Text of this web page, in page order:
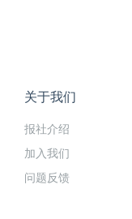
关于我们
报社介绍
加入我们
问题反馈